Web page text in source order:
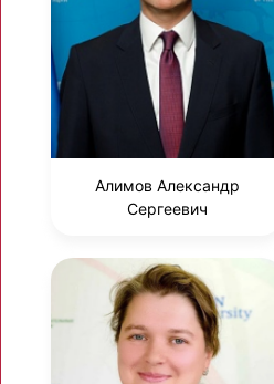
Алимов Александр
Сергеевич